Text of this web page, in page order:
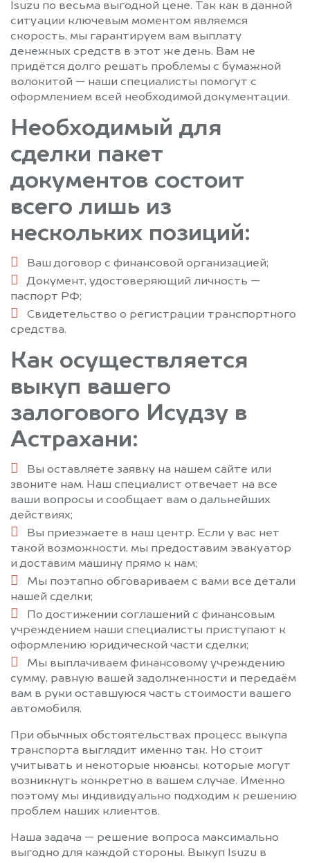
Isuzu по весьма выгодной цене. Так как в данной
ситуации ключевым моментом являемся
скорость, мы гарантируем вам выплату
денежных средств в этот же день. Вам не
придётся долго решать проблемы с бумажной
волокитой — наши специалисты помогут с
оформлением всей необходимой документации.
Необходимый для
сделки пакет
документов состоит
всего лишь из
нескольких позиций:
Ваш договор с финансовой организацией;
Документ, удостоверяющий личность —
паспорт РФ;
Свидетельство о регистрации транспортного
средства.
Как осуществляется
выкуп вашего
залогового Исудзу в
Астрахани:
Вы оставляете заявку на нашем сайте или
звоните нам. Наш специалист отвечает на все
ваши вопросы и сообщает вам о дальнейших
действиях;
Вы приезжаете в наш центр. Если у вас нет
такой возможности, мы предоставим эвакуатор
и доставим машину прямо к нам;
Мы поэтапно обговариваем с вами все детали
нашей сделки;
По достижении соглашений с финансовым
учреждением наши специалисты приступают к
оформлению юридической части сделки;
Мы выплачиваем финансовому учреждению
сумму, равную вашей задолженности и передаём
вам в руки оставшуюся часть стоимости вашего
автомобиля.
При обычных обстоятельствах процесс выкупа
транспорта выглядит именно так. Но стоит
учитывать и некоторые нюансы, которые могут
возникнуть конкретно в вашем случае. Именно
поэтому мы индивидуально подходим к решению
проблем наших клиентов.
Наша задача — решение вопроса максимально
выгодно для каждой стороны. Выкуп Isuzu в